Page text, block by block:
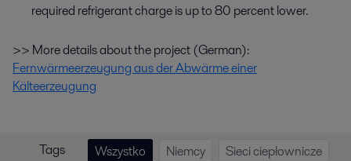
required refrigerant charge is up to 80 percent lower.
>> More details about the project (German):
Fernwärmeerzeugung aus der Abwärme einer
Kälteerzeugung
Tags Wszystko Niemcy Sieci ciepłownicze